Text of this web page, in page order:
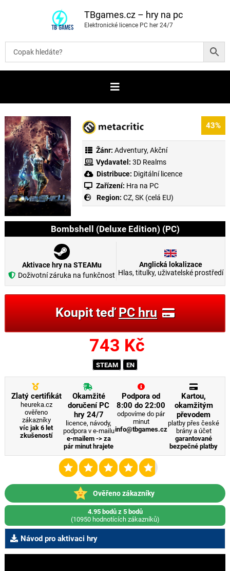
t
b
TBgames.cz – hry na pc
Elektronické licence PC her 24/7
43%
Žánr: Adventury, Akční
Vydavatel: 3D Realms
Distribuce: Digitální licence
Zařízení: Hra na PC
Region: CZ, SK (celá EU)
Bombshell (Deluxe Edition) (PC)
Aktivace hry na STEAMu
Doživotní záruka na funkčnost
Anglická lokalizace
Hlas, titulky, uživatelské prostředí
Koupit teďPC hru
743 Kč
STEAM EN
Zlatý certifikát
heureka.cz
ověřeno
zákazníky
víc jak 6 let
zkušeností
Okamžité
doručení PC
hry 24/7
licence, návody,
podpora v e-mailu
e-mailem -> za
pár minut hrajete
Podpora od
8:00 do 22:00
odpovíme do pár
minut
info@tbgames.cz
Kartou,
okamžitým
převodem
platby přes české
brány a účet
garantované
bezpečné platby
Ověřeno zákazníky
4.95 bodů z 5 bodů
(10950 hodnotících zákazníků)
Návod pro aktivaci hry